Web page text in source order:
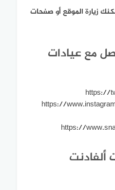
زيارة الموقع أو صفحات
مع عيادات
https://
ألفادنت